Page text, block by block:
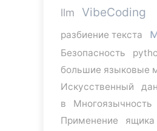
llm VibeCoding
разбиение текста
Безопасность
большие языковые
Искусственный
в
Многоязычность
Применение
ящика